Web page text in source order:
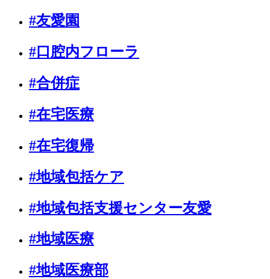
#友愛園
#口腔内フローラ
#合併症
#在宅医療
#在宅復帰
#地域包括ケア
#地域包括支援センター友愛
#地域医療
#地域医療部